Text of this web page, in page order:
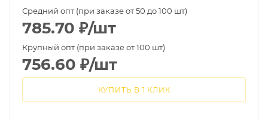
Средний опт (при заказе от 50 до 100 шт)
785.70 ₽/шт
Крупный опт (при заказе от 100 шт)
756.60 ₽/шт
КУПИТЬ В 1 КЛИК